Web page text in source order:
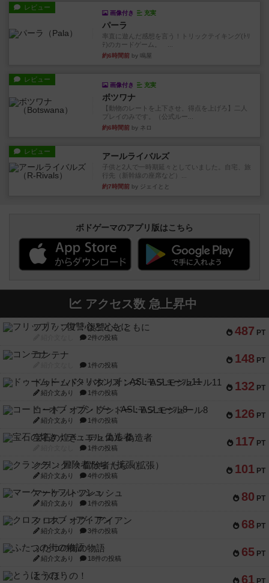
レビュー
画像付き 充実
パーラ
率直に遊んだ感想を言う！トリックテイキング(ﾄﾘ
ﾃ)のカードゲーム。 ...
約6時間前 by 鳴屋
レビュー
画像付き 充実
ボツワナ
【動物のレートを上下させ、得点を上げろ】二人
プレイのみです。（公式ルー...
約6時間前 by ネロ
レビュー アールライバルズ
子供と2人で一時期延々としていました。自宅、旅
行先（新幹線の座席など）...
約7時間前 by ジェイとと
ボドゲーマのアプリ版はこちら
アクセス数 急上昇中
487 PT
フリップ７：復讐心とともに
2件の投稿
148 PT
コンテナ
1件の投稿
132 PT
ドゥームド・バタリオンズ：ASLモジュール11
紹介文あり 1件の投稿
126 PT
コード・オブ・ブシドー：ASLモジュール8
紹介文あり 1件の投稿
117 PT
宝石の煌き：デュエル 偽造者
1件の投稿
101 PT
クランク! ：冒険者たち（拡張）
紹介文あり 4件の投稿
80 PT
マーケットフレッシュ
紹介文あり 1件の投稿
68 PT
クロス・オブ・アイアン
紹介文あり 3件の投稿
65 PT
ふたつの街の物語
紹介文あり 18件の投稿
61 PT
とうほうの！